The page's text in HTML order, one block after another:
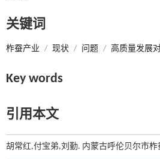
关键词
柞蚕产业 / 现状 / 问题 / 高质量发展
Key words
引用本文
胡常红,付宝弟,刘勤. 内蒙古呼伦贝尔市